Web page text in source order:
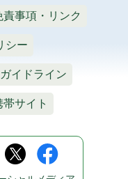
事項・リンク
シー
イドライン
帯サイト